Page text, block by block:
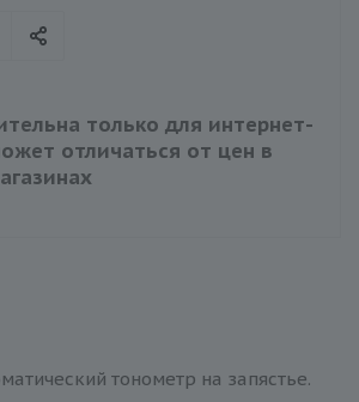
только для интернет-
отличаться от цен в
тонометр на запястье.